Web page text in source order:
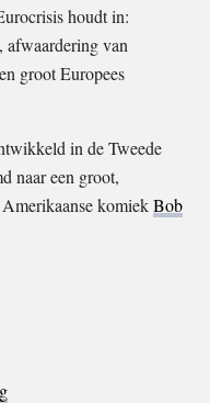
houdt in:
afwaardering van
groot Europees
in de Tweede
naar een groot,
komiekBob